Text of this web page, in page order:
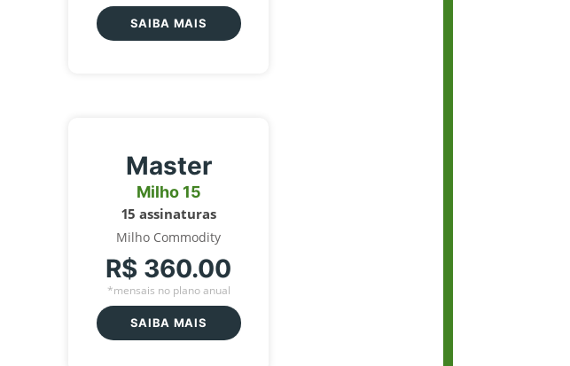
SAIBA MAIS
Master
Milho 15
15 assinaturas
Milho Commodity
R$ 360.00
*mensais no plano anual
SAIBA MAIS